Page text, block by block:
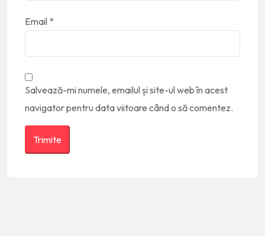
Email *
Salvează-mi numele, emailul și site-ul web în acest
navigator pentru data viitoare când o să comentez.